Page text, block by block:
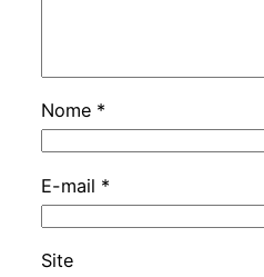
Nome *
E-mail *
Site